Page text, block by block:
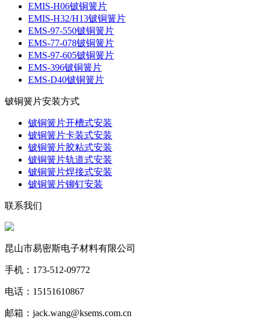
EMIS-H06铍铜簧片
EMIS-H32/H13铍铜簧片
EMS-97-550铍铜簧片
EMS-77-078铍铜簧片
EMS-97-605铍铜簧片
EMS-396铍铜簧片
EMS-D40铍铜簧片
铍铜簧片安装方式
铍铜簧片开槽式安装
铍铜簧片卡装式安装
铍铜簧片胶粘式安装
铍铜簧片轨道式安装
铍铜簧片焊接式安装
铍铜簧片铆钉安装
联系我们
昆山市易密斯电子材料有限公司
手机：173-512-09772
电话：15151610867
邮箱：jack.wang@ksems.com.cn